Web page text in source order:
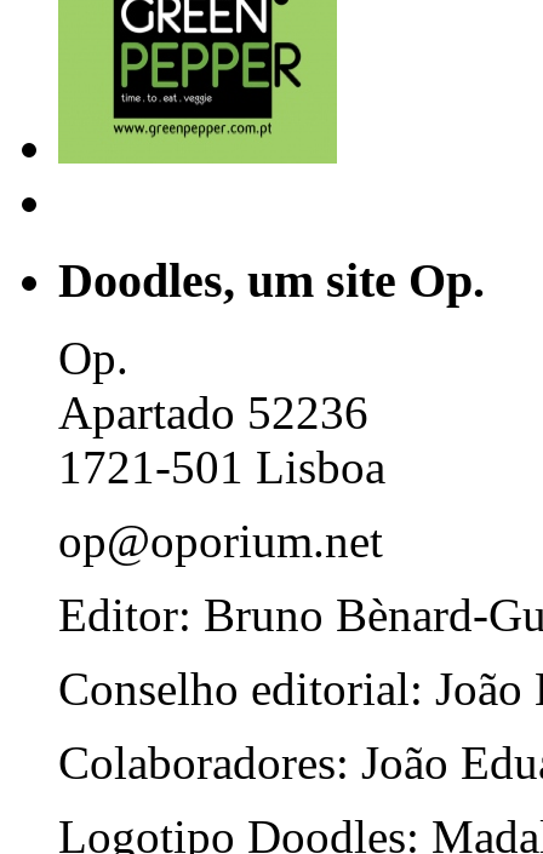
Doodles, um site Op.
Op.
Apartado 52236
1721-501 Lisboa
op@oporium.net
Editor: Bruno Bènard-
Conselho editorial: João
Colaboradores: João
Logotipo Doodles: